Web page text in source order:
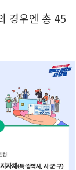
경우엔 총 45